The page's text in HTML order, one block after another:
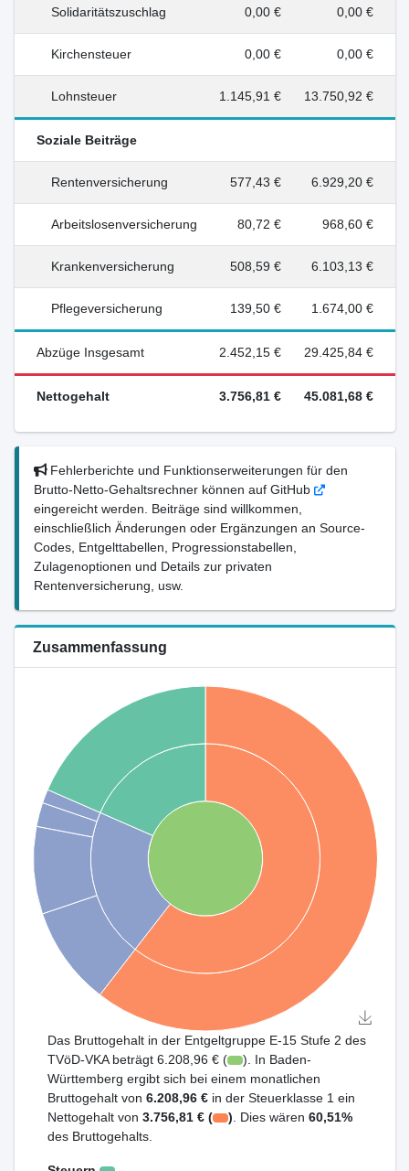
Solidaritätszuschlag 0,00 € 0,00 €
Kirchensteuer 0,00 € 0,00 €
Lohnsteuer 1.145,91 € 13.750,92 €
Soziale Beiträge
Rentenversicherung 577,43 € 6.929,20 €
Arbeitslosenversicherung 80,72 € 968,60 €
Krankenversicherung 508,59 € 6.103,13 €
Pflegeversicherung 139,50 € 1.674,00 €
Abzüge Insgesamt 2.452,15 € 29.425,84 €
Nettogehalt 3.756,81 € 45.081,68 €
Fehlerberichte und Funktionserweiterungen für den
Brutto-Netto-Gehaltsrechner können auf GitHub
eingereicht werden. Beiträge sind willkommen,
einschließlich Änderungen oder Ergänzungen an Source-
Codes, Entgelttabellen, Progressionstabellen,
Zulagenoptionen und Details zur privaten
Rentenversicherung, usw.
Zusammenfassung
Das Bruttogehalt in der Entgeltgruppe E-15 Stufe 2 des
TVöD-VKA beträgt 6.208,96 € (
). In Baden-
Württemberg ergibt sich bei einem monatlichen
Bruttogehalt von 6.208,96 € in der Steuerklasse 1 ein
Nettogehalt von 3.756,81 € ( ) . Dies wären60,51%
des Bruttogehalts.